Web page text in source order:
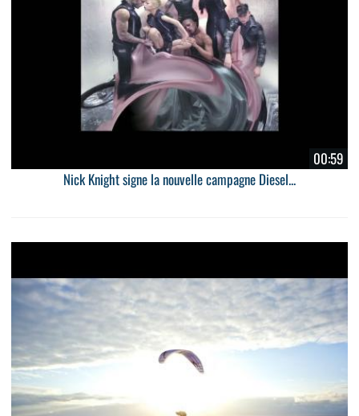
00:59
Nick Knight signe la nouvelle campagne Diesel...